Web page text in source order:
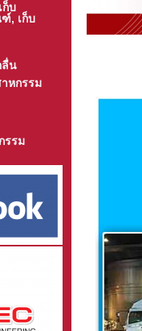
ก็บ
, เก็บ
ลื่น
หกรรม
รรม